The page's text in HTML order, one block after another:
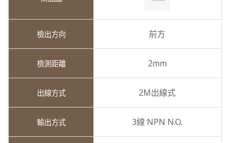
前方
2mm
2M出線式
3線 NPN N.O.